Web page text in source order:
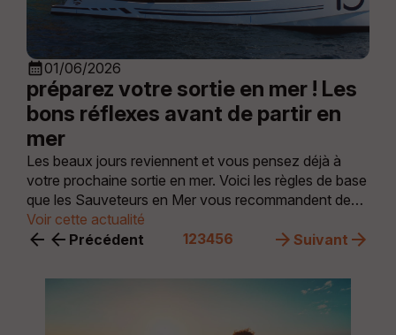
calendar_month01/06/2026
prépa­rez votre sortie en mer ! Les
bons réflexes avant de partir en
mer
Les beaux jours reviennent et vous pensez déjà à
votre prochaine sortie en mer. Voici les règles de base
que les Sauveteurs en Mer vous recommandent de
suivre pour profiter de votre sortie en mer et limiter les
risques.
Voir cette actualité
Précédent
123456 Suivant